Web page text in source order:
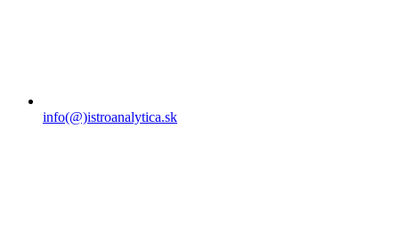
info(@)istroanalytica.sk